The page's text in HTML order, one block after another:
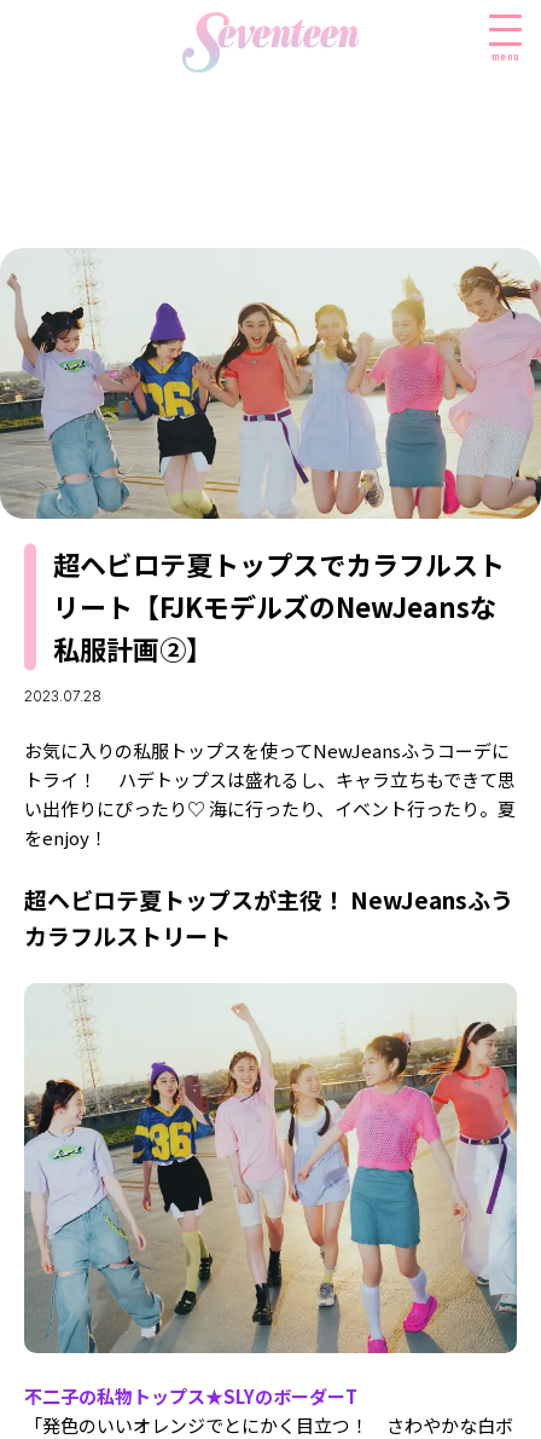
menu
FASHION
ファッションニュース
モデル私服
着回し
着痩せ
BEAUTY
ビューティニュース
トレンドメイク
ベストコスメ
ヘアアレンジ・ヘアケア
スキンケア
ボディケア
SCHOOL
スクールニュース
制服コーデ
学校ヘアメイク
勉強・受験・進路
ENTERTAINMENT
エンタメニュース
なにわ男子
K-POP
LIFESTYLE
ライフスタイルニュース
JKランキング・アワード
モデルの購入品
おでかけ
お悩み相談
JK TREND
MODELS
MODEL'S BLOG
TikTok
Instagram
YouTube
FORTUNE
ゲッターズ飯田
MISS SEVENTEEN
ミスセブンティーンニュース
MAGAZINE
バックナンバー
INFORMATION
Seventeen
について
Follow us
ST member
新規会員登録・ログイン
超ヘビロテ夏トップスでカラフルスト
リート【FJKモデルズのNewJeansな
私服計画②】
2023.07.28
お気に入りの私服トップスを使ってNewJeansふうコーデに
トライ！ ハデトップスは盛れるし、キャラ立ちもできて思
い出作りにぴったり♡ 海に行ったり、イベント行ったり。夏
をenjoy！
超ヘビロテ夏トップスが主役！ NewJeansふう
カラフルストリート
不二子の私物トップス★SLYのボーダーT
「発色のいいオレンジでとにかく目立つ！ さわやかな白ボ